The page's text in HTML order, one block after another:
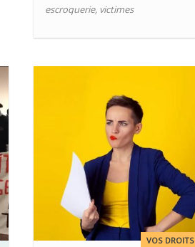
escroquerie, victimes
VOS DROITS